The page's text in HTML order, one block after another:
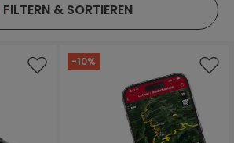
FILTERN & SORTIEREN
-10%